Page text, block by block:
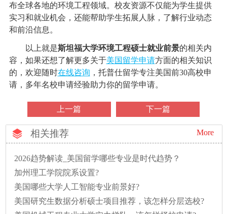
布全球各地的环境工程领域。校友资源不仅能为学生提供
实习和就业机会，还能帮助学生拓展人脉，了解行业动态
和前沿信息。
以上就是斯坦福大学环境工程硕士就业前景的相关内
容，如果还想了解更多关于美国留学申请方面的相关知识
的，欢迎随时在线咨询 ，托普仕留学专注美国前30高校申
请，多年名校申请经验助力你的留学申请。
上一篇 下一篇
相关推荐 More
2026趋势解读_美国留学哪些专业是时代趋势？
加州理工学院院系设置?
美国哪些大学人工智能专业前景好?
美国研究生数据分析硕士项目推荐，该怎样分层选校?